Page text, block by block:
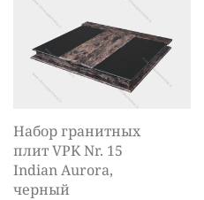
Набор гранитных
плит VPK Nr. 15
Indian Aurora,
черный